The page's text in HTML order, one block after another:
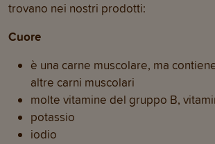
trovano nei nostri prodotti:
Cuore
è una carne muscolare, ma
altre carni muscolari
molte vitamine del gruppo B,
potassio
iodio